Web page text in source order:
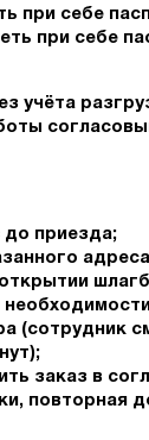
при себе
при себе
учёта
до приезда;
(сотрудник
заказ в
повторная